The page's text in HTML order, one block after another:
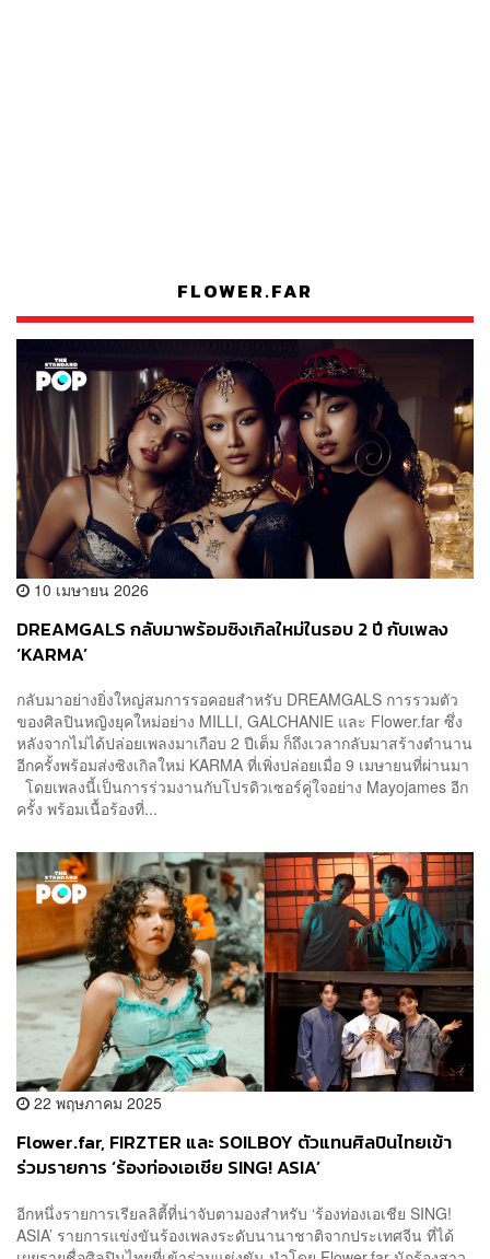
FLOWER.FAR
10 เมษายน 2026
DREAMGALS กลับมาพร้อมซิงเกิลใหม่ในรอบ 2 ปี กับเพลง
‘KARMA’
กลับมาอย่างยิ่งใหญ่สมการรอคอยสำหรับ DREAMGALS การรวมตัว
ของศิลปินหญิงยุคใหม่อย่าง MILLI, GALCHANIE และ Flower.far ซึ่ง
หลังจากไม่ได้ปล่อยเพลงมาเกือบ 2 ปีเต็ม ก็ถึงเวลากลับมาสร้างตำนาน
อีกครั้งพร้อมส่งซิงเกิลใหม่ KARMA ที่เพิ่งปล่อยเมื่อ 9 เมษายนที่ผ่านมา
โดยเพลงนี้เป็นการร่วมงานกับโปรดิวเซอร์คู่ใจอย่าง Mayojames อีก
ครั้ง พร้อมเนื้อร้องที่...
22 พฤษภาคม 2025
Flower.far, FIRZTER และ SOILBOY ตัวแทนศิลปินไทยเข้า
ร่วมรายการ ‘ร้องท่องเอเชีย SING! ASIA’
อีกหนึ่งรายการเรียลลิตี้ที่น่าจับตามองสำหรับ ‘ร้องท่องเอเชีย SING!
ASIA’ รายการแข่งขันร้องเพลงระดับนานาชาติจากประเทศจีน ที่ได้